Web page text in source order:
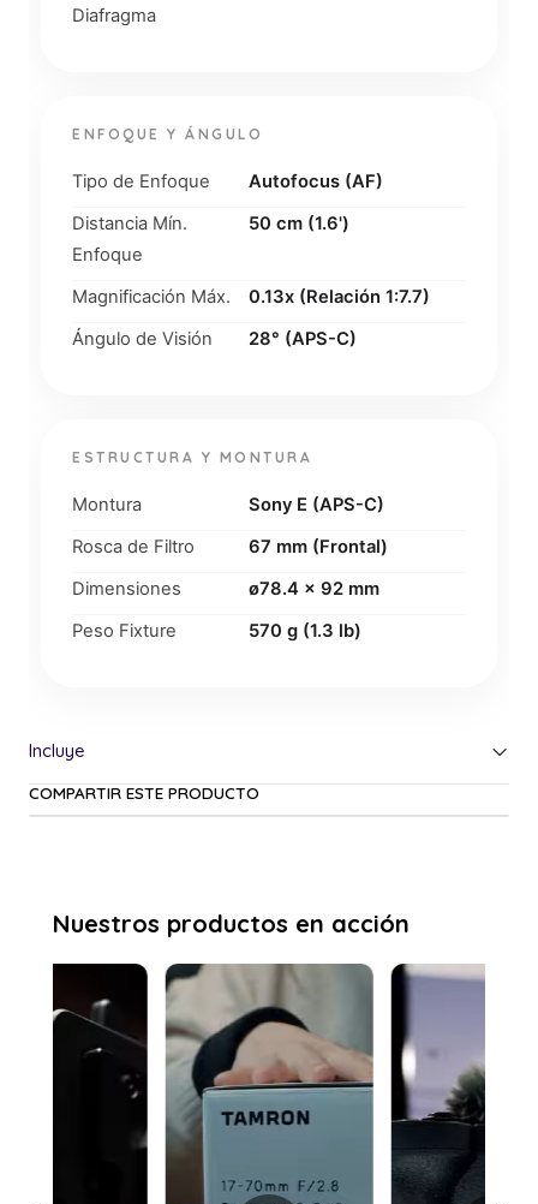
Diafragma
ENFOQUE Y ÁNGULO
Tipo de Enfoque
Autofocus (AF)
Distancia Mín.
Enfoque
50 cm (1.6')
Magnificación Máx.
0.13x (Relación 1:7.7)
Ángulo de Visión
28° (APS-C)
ESTRUCTURA Y MONTURA
Montura
Sony E (APS-C)
Rosca de Filtro
67 mm (Frontal)
Dimensiones
ø78.4 x 92 mm
Peso Fixture
570 g (1.3 lb)
COMPARTIR ESTE PRODUCTO